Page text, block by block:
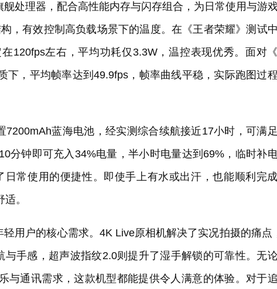
处理器，配合高性能内存与闪存组合，为日常使用与游
，有效控制高负载场景下的温度。在《王者荣耀》测试中
120fps左右，平均功耗仅3.3W，温控表现优秀。面对
下，平均帧率达到49.9fps，帧率曲线平稳，实际跑图过
蓝海电池，经实测综合续航接近17小时，可满
分钟即可充入34%电量，半小时电量达到69%，临时补
常使用的便捷性。即使手上有水或出汗，也能顺利完
。
用户的核心需求。4K Live原相机解决了实况拍摄的痛点
手感，超声波指纹2.0则提升了湿手解锁的可靠性。无
与通讯需求，这款机型都能提供令人满意的体验。对于